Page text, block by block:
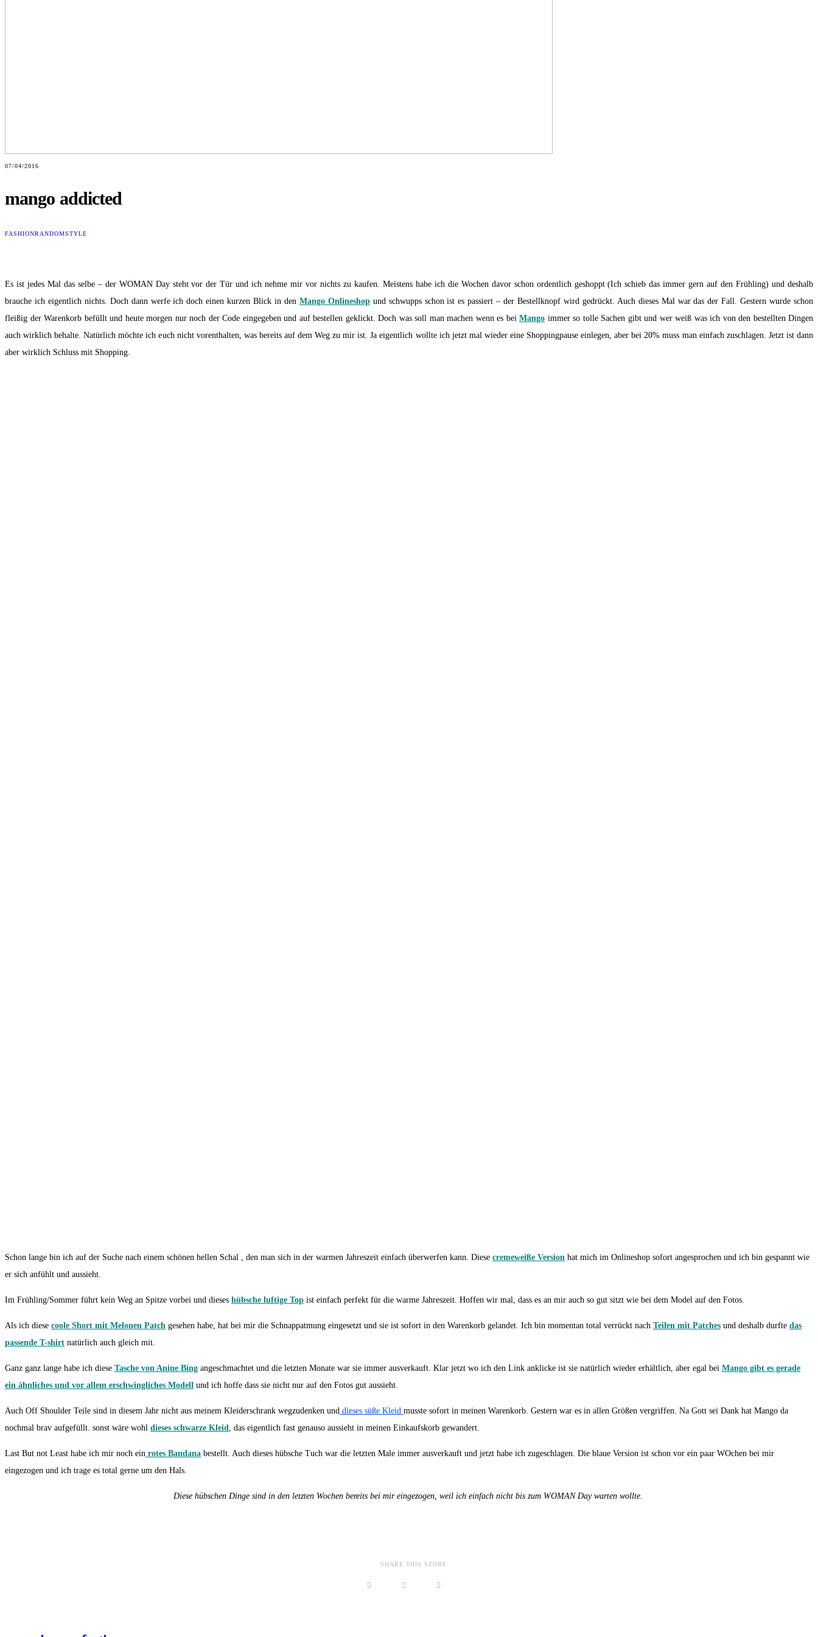
07/04/2016
mango addicted
FASHIONRANDOMSTYLE
Es ist jedes Mal das selbe – der WOMAN Day steht vor der Tür und ich nehme mir vor nichts zu kaufen. Meistens habe ich die Wochen davor schon ordentlich geshoppt (Ich schieb das immer gern auf den Frühling) und deshalb
brauche ich eigentlich nichts. Doch dann werfe ich doch einen kurzen Blick in den Mango Onlineshopund schwupps schon ist es passiert – der Bestellknopf wird gedrückt. Auch dieses Mal war das der Fall. Gestern wurde schon
fleißig der Warenkorb befüllt und heute morgen nur noch der Code eingegeben und auf bestellen geklickt. Doch was soll man machen wenn es bei Mango immer so tolle Sachen gibt und wer weiß was ich von den bestellten Dingen
auch wirklich behalte. Natürlich möchte ich euch nicht vorenthalten, was bereits auf dem Weg zu mir ist. Ja eigentlich wollte ich jetzt mal wieder eine Shoppingpause einlegen, aber bei 20% muss man einfach zuschlagen. Jetzt ist dann
aber wirklich Schluss mit Shopping.
Schon lange bin ich auf der Suche nach einem schönen hellen Schal , den man sich in der warmen Jahreszeit einfach überwerfen kann. Diese cremeweiße Version hat mich im Onlineshop sofort angesprochen und ich bin gespannt wie
er sich anfühlt und aussieht.
Im Frühling/Sommer führt kein Weg an Spitze vorbei und dieses hübsche luftige Top ist einfach perfekt für die warme Jahreszeit. Hoffen wir mal, dass es an mir auch so gut sitzt wie bei dem Model auf den Fotos.
Als ich diese coole Short mit Melonen Patch gesehen habe, hat bei mir die Schnappatmung eingesetzt und sie ist sofort in den Warenkorb gelandet. Ich bin momentan total verrückt nach Teilen mit Patches und deshalb durfte das
passende T-shirt natürlich auch gleich mit.
Ganz ganz lange habe ich diese Tasche von Anine Bing angeschmachtet und die letzten Monate war sie immer ausverkauft. Klar jetzt wo ich den Link anklicke ist sie natürlich wieder erhältlich, aber egal bei Mango gibt es gerade
ein ähnliches und vor allem erschwingliches Modell und ich hoffe dass sie nicht nur auf den Fotos gut aussieht.
Auch Off Shoulder Teile sind in diesem Jahr nicht aus meinem Kleiderschrank wegzudenken und dieses süße Kleid musste sofort in meinen Warenkorb. Gestern war es in allen Größen vergriffen. Na Gott sei Dank hat Mango da
nochmal brav aufgefüllt. sonst wäre wohl dieses schwarze Kleid, das eigentlich fast genauso aussieht in meinen Einkaufskorb gewandert.
Last But not Least habe ich mir noch ein rotes Bandana bestellt. Auch dieses hübsche Tuch war die letzten Male immer ausverkauft und jetzt habe ich zugeschlagen. Die blaue Version ist schon vor ein paar WOchen bei mir
eingezogen und ich trage es total gerne um den Hals.
Diese hübschen Dinge sind in den letzten Wochen bereits bei mir eingezogen, weil ich einfach nicht bis zum WOMAN Day warten wollte.
SHARE THIS STORY